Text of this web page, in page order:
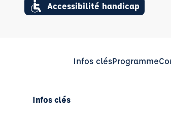
Accessibilité handicap
Infos clésProgramme
Infos clés